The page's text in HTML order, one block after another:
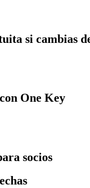
si cambias
One Key
socios